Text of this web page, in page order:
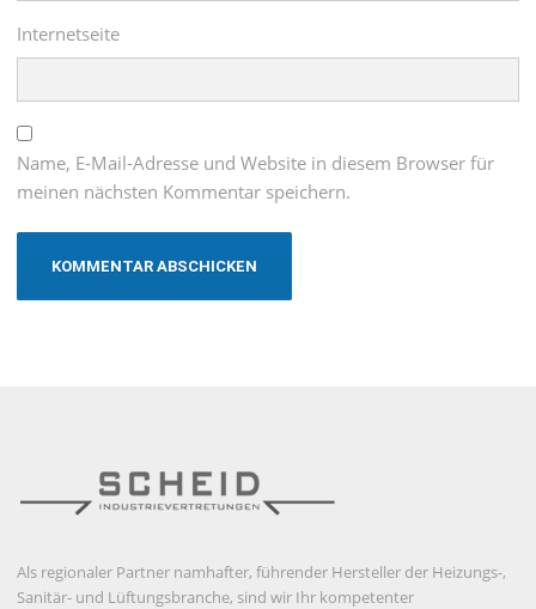
Internetseite
Name, E-Mail-Adresse und Website in diesem Browser für
meinen nächsten Kommentar speichern.
Als regionaler Partner namhafter, führender Hersteller der Heizungs-,
Sanitär- und Lüftungsbranche, sind wir Ihr kompetenter